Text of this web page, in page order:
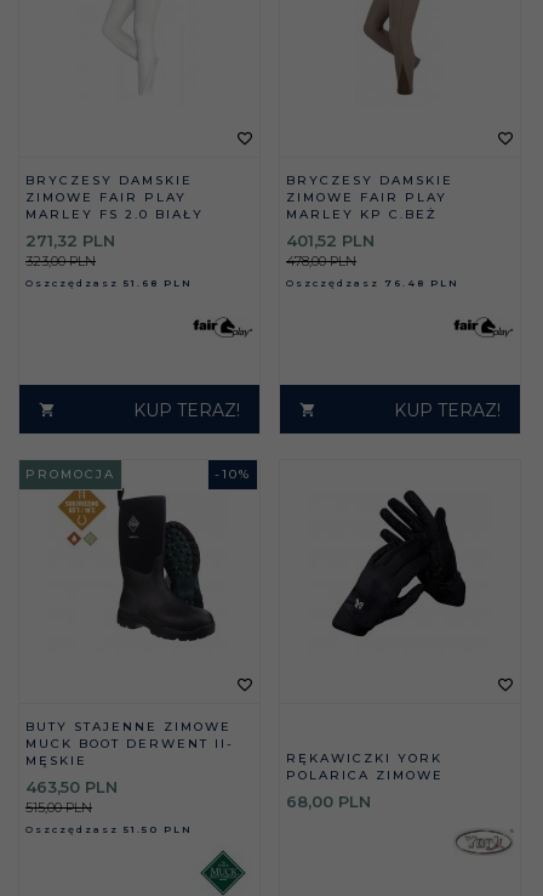
BRYCZESY DAMSKIE
ZIMOWE FAIR PLAY
MARLEY FS 2.0 BIAŁY
271,32 PLN
323,00 PLN
Oszczędzasz 51.68 PLN
KUP TERAZ!
BRYCZESY DAMSKIE
ZIMOWE FAIR PLAY
MARLEY KP C.BEŻ
401,52 PLN
478,00 PLN
Oszczędzasz 76.48 PLN
KUP TERAZ!
- 10%
PROMOCJA
BUTY STAJENNE ZIMOWE
MUCK BOOT DERWENT II-
MĘSKIE
463,50 PLN
515,00 PLN
Oszczędzasz 51.50 PLN
RĘKAWICZKI YORK
POLARICA ZIMOWE
68,00 PLN